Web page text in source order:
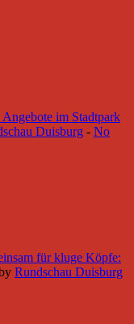
Angebote im Stadtpark
Duisburg - No
für kluge Köpfe:
Rundschau Duisburg